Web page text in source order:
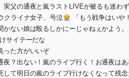
実父の通夜と嵐ラストLIVEが被るも迷わ
クライナ女子、号泣
「もう戦争はいや
かない娘は殴るしかにーじゃねぇかよう
サイテーだな
った方がいいぞ
夜？出ない！嵐のライブ行く！お通夜は
して明日の嵐のライブ行けなくなって